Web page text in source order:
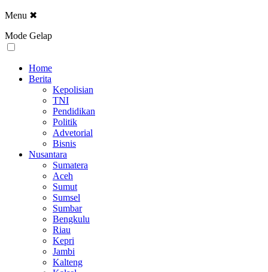
Menu ✖
Mode Gelap
Home
Berita
Kepolisian
TNI
Pendidikan
Politik
Advetorial
Bisnis
Nusantara
Sumatera
Aceh
Sumut
Sumsel
Sumbar
Bengkulu
Riau
Kepri
Jambi
Kalteng